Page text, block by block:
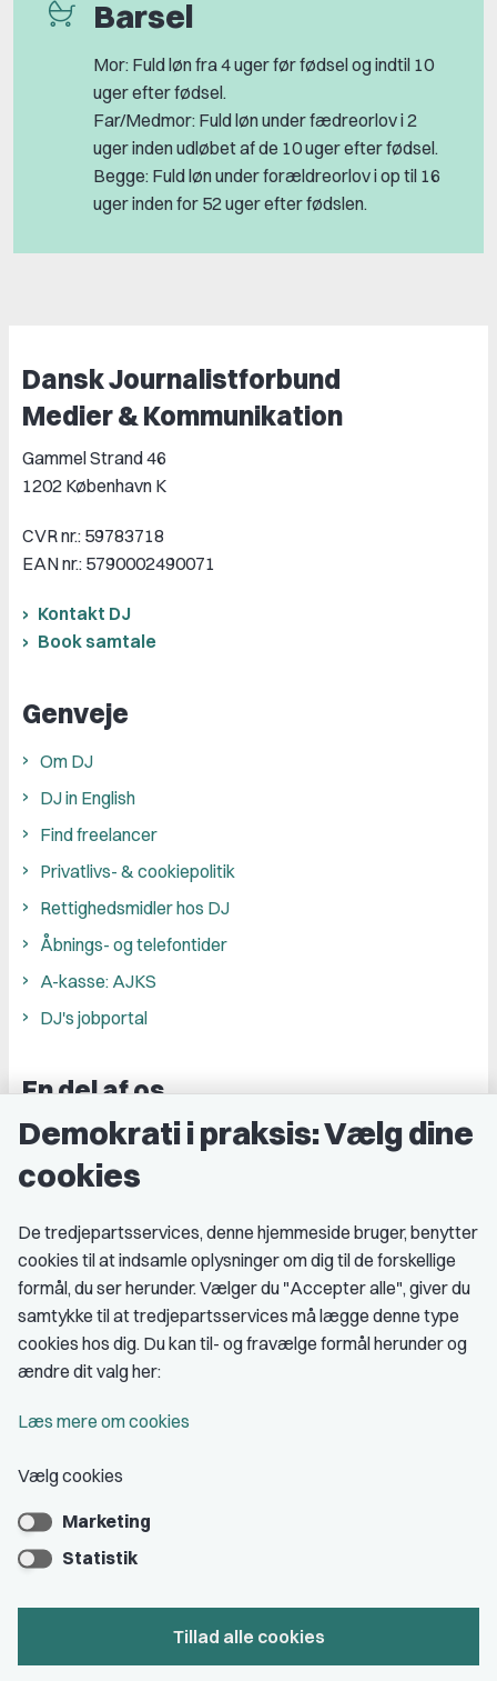
Barsel
Mor: Fuld løn fra 4 uger før fødsel og indtil 10
uger efter fødsel.
Far/Medmor: Fuld løn under fædreorlov i 2
uger inden udløbet af de 10 uger efter fødsel.
Begge: Fuld løn under forældreorlov i op til 16
uger inden for 52 uger efter fødslen.
Dansk Journalistforbund
Medier & Kommunikation
Gammel Strand 46
1202 København K
CVR nr.: 59783718
EAN nr.: 5790002490071
Kontakt DJ
Book samtale
Genveje
Om DJ
DJ in English
Find freelancer
Privatlivs- & cookiepolitik
Rettighedsmidler hos DJ
Åbnings- og telefontider
A-kasse: AJKS
DJ's jobportal
En del af os
Grupper og kredse
Studenterorganisationer
Medlemskab
Fordele som medlem
Kontingent
Bliv medlem
Demokrati i praksis: Vælg dine
cookies
De tredjepartsservices, denne hjemmeside bruger, benytter
cookies til at indsamle oplysninger om dig til de forskellige
formål, du ser herunder. Vælger du "Accepter alle", giver du
samtykke til at tredjepartsservices må lægge denne type
cookies hos dig. Du kan til- og fravælge formål herunder og
ændre dit valg her:
Læs mere om cookies
Vælg cookies
Marketing
Statistik
Tillad alle cookies